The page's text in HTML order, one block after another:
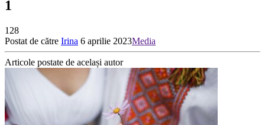
1
128
Postat de către Irina 6 aprilie 2023Media
Articole postate de același autor